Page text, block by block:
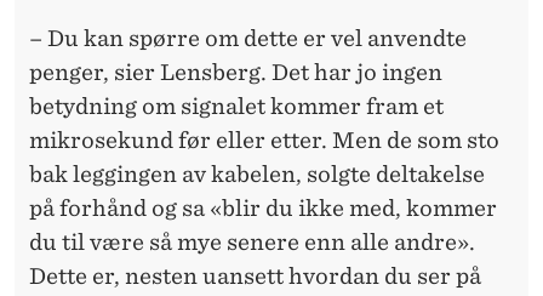
– Du kan spørre om dette er vel anvendte
penger, sier Lensberg. Det har jo ingen
betydning om signalet kommer fram et
mikrosekund før eller etter. Men de som sto
bak leggingen av kabelen, solgte deltakelse
på forhånd og sa «blir du ikke med, kommer
du til være så mye senere enn alle andre».
Dette er, nesten uansett hvordan du ser på